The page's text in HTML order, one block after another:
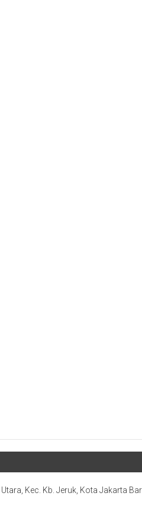
Kec. Kb. Jeruk, Kota Jakarta